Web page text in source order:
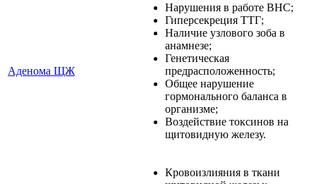
Аденома ЩЖ
Нарушения в работе ВНС;
Гиперсекреция ТТГ;
Наличие узлового зоба в
анамнезе;
Генетическая
предрасположенность;
Общее нарушение
гормонального баланса в
организме;
Воздействие токсинов на
щитовидную железу.
Кровоизлияния в ткани